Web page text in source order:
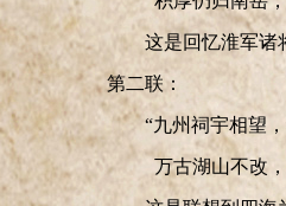
这是回忆淮军诸
第二联：
“九州祠宇相望
万古湖山不改